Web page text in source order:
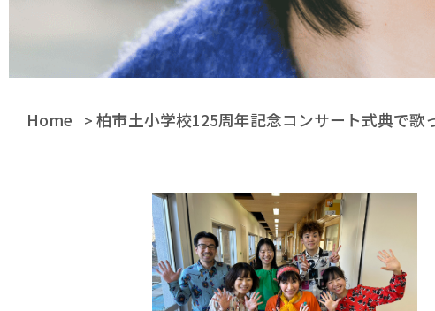
Home > 柏市土小学校125周年記念コンサート式典で歌